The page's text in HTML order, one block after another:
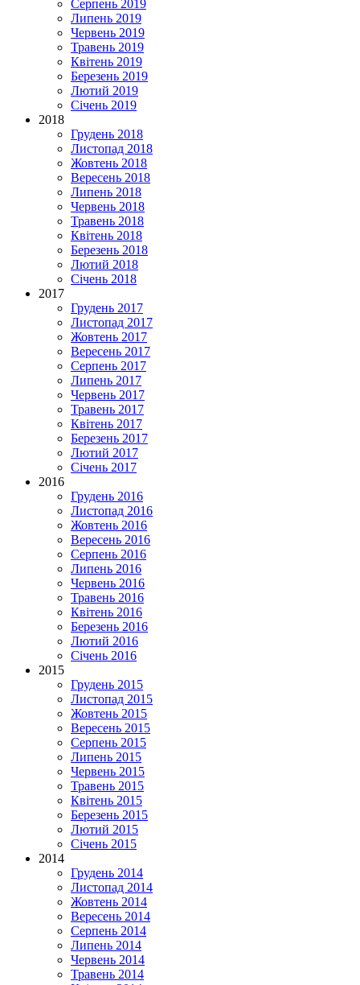
Серпень 2019
Липень 2019
Червень 2019
Травень 2019
Квітень 2019
Березень 2019
Лютий 2019
Січень 2019
2018
Грудень 2018
Листопад 2018
Жовтень 2018
Вересень 2018
Липень 2018
Червень 2018
Травень 2018
Квітень 2018
Березень 2018
Лютий 2018
Січень 2018
2017
Грудень 2017
Листопад 2017
Жовтень 2017
Вересень 2017
Серпень 2017
Липень 2017
Червень 2017
Травень 2017
Квітень 2017
Березень 2017
Лютий 2017
Січень 2017
2016
Грудень 2016
Листопад 2016
Жовтень 2016
Вересень 2016
Серпень 2016
Липень 2016
Червень 2016
Травень 2016
Квітень 2016
Березень 2016
Лютий 2016
Січень 2016
2015
Грудень 2015
Листопад 2015
Жовтень 2015
Вересень 2015
Серпень 2015
Липень 2015
Червень 2015
Травень 2015
Квітень 2015
Березень 2015
Лютий 2015
Січень 2015
2014
Грудень 2014
Листопад 2014
Жовтень 2014
Вересень 2014
Серпень 2014
Липень 2014
Червень 2014
Травень 2014